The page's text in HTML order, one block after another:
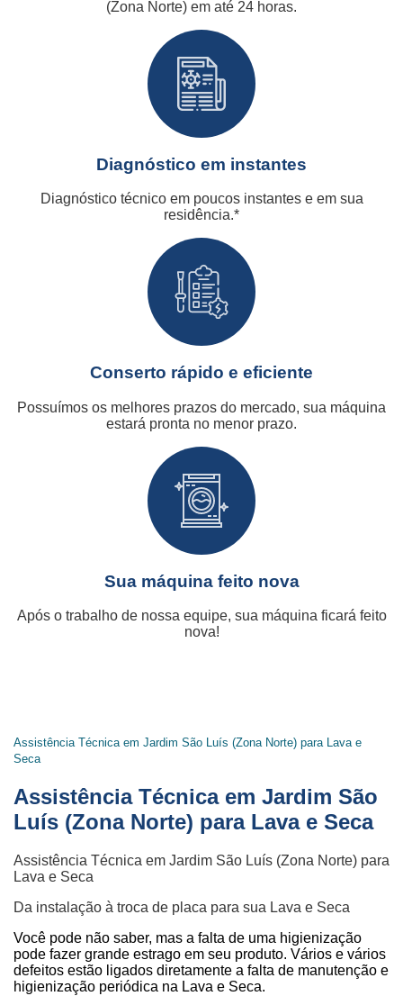
(Zona Norte) em até 24 horas.
Diagnóstico em instantes
Diagnóstico técnico em poucos instantes e em sua
residência.*
Conserto rápido e eficiente
Possuímos os melhores prazos do mercado, sua máquina
estará pronta no menor prazo.
Sua máquina feito nova
Após o trabalho de nossa equipe, sua máquina ficará feito
nova!
Assistência Técnica em Jardim São Luís (Zona Norte) para Lava e
Seca
Assistência Técnica em Jardim São
Luís (Zona Norte) para Lava e Seca
Assistência Técnica em Jardim São Luís (Zona Norte) para
Lava e Seca
Da instalação à troca de placa para sua Lava e Seca
Você pode não saber, mas a falta de uma higienização
pode fazer grande estrago em seu produto. Vários e vários
defeitos estão ligados diretamente a falta de manutenção e
higienização periódica na Lava e Seca.